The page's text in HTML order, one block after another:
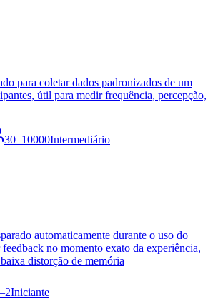
para coletar dados padronizados de um
útil para medir frequência, percepção,
30–10000Intermediário
automaticamente durante o uso do
no momento exato da experiência,
distorção de memória
Iniciante